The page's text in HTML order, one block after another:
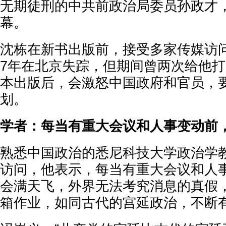
无期徒刑的中共前政治局委员孙政才
幕。
沈栋在新书出版前，接受多家传媒访
7年在北京失踪，但期间曾两次给他
本出版后，会激怒中国政府和官员，
划。
学者：每当有重大会议和人事变动前
熟悉中国政治的悉尼科技大学政治学
访问，他表示，每当有重大会议和人
会满天飞，外界无法考究消息的真假
箱作业，如同古代的宫延政治，不断